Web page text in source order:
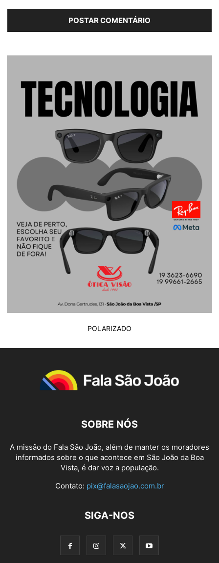
POLARIZADO
SOBRE NÓS
A missão do Fala São João, além de manter os moradores
informados sobre o que acontece em São João da Boa
Vista, é dar voz a população.
Contato: pix@falasaojao.com.br
SIGA-NOS